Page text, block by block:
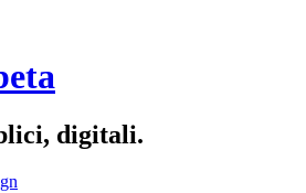
digitali.